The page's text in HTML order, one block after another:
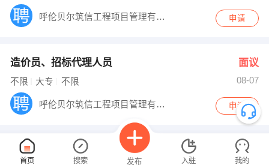
呼伦贝尔筑信工程项目管理有限公司 申请
造价员、招标代理人员 面议
不限 大专 不限 08-07
呼伦贝尔筑信工程项目管理有限公司 申请
已经没有咯...
首页 搜索 发布 入驻 我的